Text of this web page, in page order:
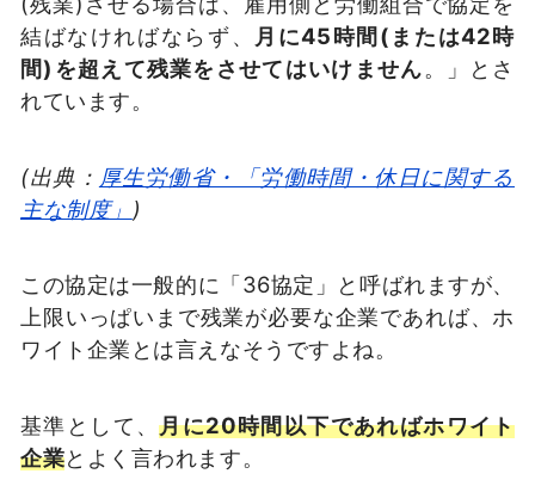
結ばなければならず、
月に45時間(または42時
間)を超えて残業をさせてはいけません。」とさ
れています。
(出典： 厚生労働省・「労働時間・休日に関する
主な制度」 )
この協定は一般的に「36協定」と呼ばれますが、
上限いっぱいまで残業が必要な企業であれば、ホ
ワイト企業とは言えなそうですよね。
基準として、月に20時間以下であればホワイト
企業とよく言われます。